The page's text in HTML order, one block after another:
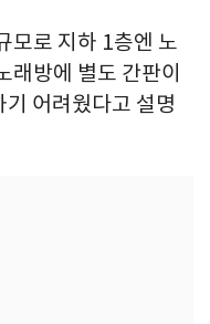
모로 지하 1층엔 노
래방에 별도 간판이
어려웠다고 설명